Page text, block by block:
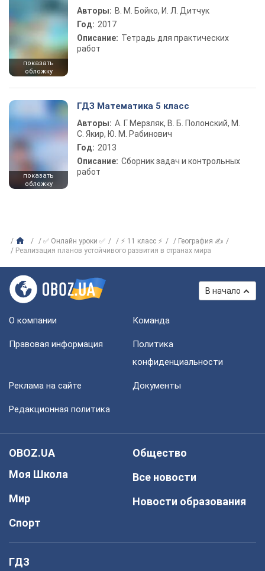
показать
обложку
Авторы: В. М. Бойко, И. Л. Дитчук
Год: 2017
Описание: Тетрадь для практических
работ
показать
обложку
ГДЗ Математика 5 класс
Авторы: А. Г. Мерзляк, В. Б. Полонский, М.
С. Якир, Ю. М. Рабинович
Год: 2013
Описание: Сборник задач и контрольных
работ
✅ Онлайн уроки ✅ ⚡ 11 класс ⚡
География ✍
Реализация планов устойчивого развития в странах мира
В начало
О компании Команда
Правовая информация
Политика
конфиденциальности
Реклама на сайте Документы
Редакционная политика
OBOZ.UA
Моя Школа
Мир
Спорт
Общество
Все новости
Новости образования
ГДЗ